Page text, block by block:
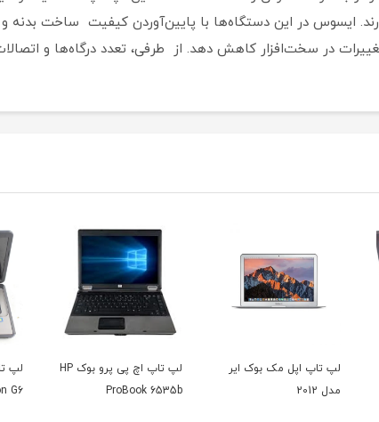
ایسوس در این دستگاه‌ها با پایین‌آوردن کیفیت ساخت بدنه و
تغییرات در سخت‌افزار کاهش دهد. از طرفی، تعدد درگاه‌ها و
ProBook 6535b
لپ تاپ اچ پی پاویلیون
HP Pavilion G6